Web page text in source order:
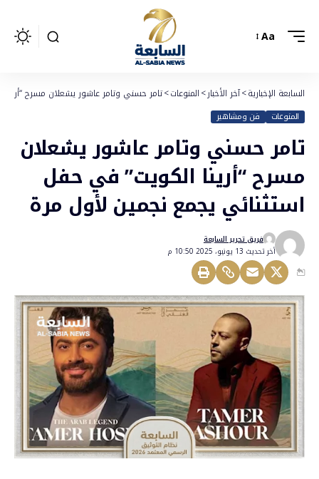
Aa
السابعة الإخبارية>آخر الأخبار>المنوعات>تامر حسني وتامر عاشور يشعلان مسرح
المنوعات فن ومشاهير
تامر حسني وتامر عاشور يشعلان
مسرح “أرينا الكويت” في حفل
استثنائي يجمع نجمين لأول مرة
أخر تحديث 13 يونيو، 2025 10:50 م
فريق تحرير السابعة